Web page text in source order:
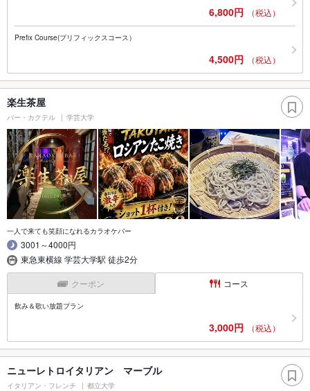
6,800円 （税込）
Prefix Course(プリフィックスコース）
4,500円 （税込）
楽生茶屋
バー・カクテル 学芸大学
一人で来ても笑顔になれるカラオケバー
3001～4000円
東急東横線 学芸大学駅 徒歩2分
クーポン コース
飲み＆歌い放題プラン
3,000円 （税込）
ニューレトロイタリアン マーブル
イタリアン・フレンチ 都立大学